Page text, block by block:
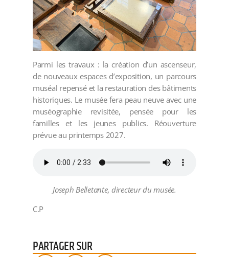
Parmi les travaux : la création d’un ascenseur,
de nouveaux espaces d’exposition, un parcours
muséal repensé et la restauration des bâtiments
historiques. Le musée fera peau neuve avec une
muséographie revisitée, pensée pour les
familles et les jeunes publics. Réouverture
prévue au printemps 2027.
Joseph Belletante, directeur du musée.
C.P
PARTAGER SUR